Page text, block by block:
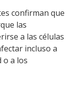
confirman que
las
a las células
incluso a
o a los